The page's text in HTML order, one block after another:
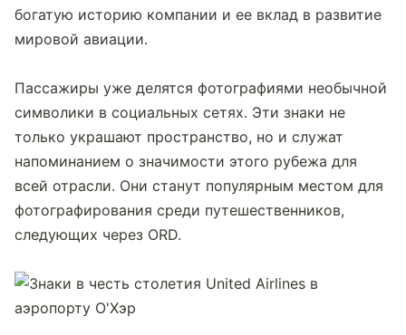
богатую историю компании и ее вклад в развитие
мировой авиации.
Пассажиры уже делятся фотографиями необычной
символики в социальных сетях. Эти знаки не
только украшают пространство, но и служат
напоминанием о значимости этого рубежа для
всей отрасли. Они станут популярным местом для
фотографирования среди путешественников,
следующих через ORD.